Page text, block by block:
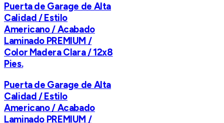
Puerta de Garage de Alta
Calidad / Estilo
Americano / Acabado
Laminado PREMIUM /
Color Madera Clara / 12x8
Pies.
Puerta de Garage de Alta
Calidad / Estilo
Americano / Acabado
Laminado PREMIUM /